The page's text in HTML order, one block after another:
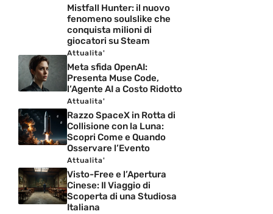
Mistfall Hunter: il nuovo
fenomeno soulslike che
conquista milioni di
giocatori su Steam
Attualita'
Meta sfida OpenAI:
Presenta Muse Code,
l’Agente AI a Costo Ridotto
Attualita'
Razzo SpaceX in Rotta di
Collisione con la Luna:
Scopri Come e Quando
Osservare l’Evento
Attualita'
Visto-Free e l’Apertura
Cinese: Il Viaggio di
Scoperta di una Studiosa
Italiana